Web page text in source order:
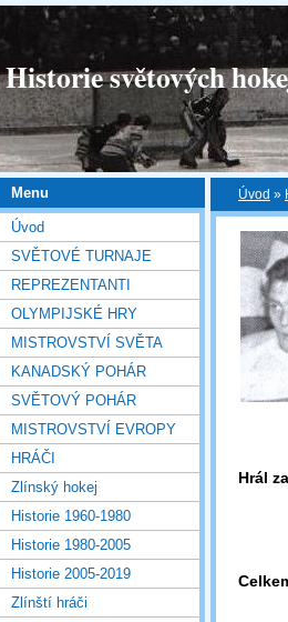
Historie světových
Úvod »
Hrál
Menu
Úvod
SVĚTOVÉ TURNAJE
REPREZENTANTI
OLYMPIJSKÉ HRY
MISTROVSTVÍ SVĚTA
KANADSKÝ POHÁR
SVĚTOVÝ POHÁR
MISTROVSTVÍ EVROPY
HRÁČI
Zlínský hokej
Historie 1960-1980
Historie 1980-2005
Historie 2005-2019
Zlínští hráči